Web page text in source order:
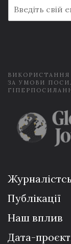
m
a
ВИКОРИСТАННЯ
ЗА УМОВИ
Публікації
Наш вплив
Дата-